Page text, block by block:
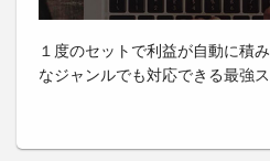
１度のセットで利益が自動に積
なジャンルでも対応できる最強